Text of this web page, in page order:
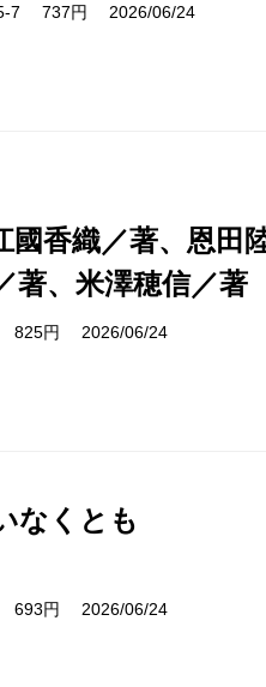
7 737円 2026/06/24
國香織／著、恩田
著、米澤穂信／著
825円 2026/06/24
なくとも
693円 2026/06/24